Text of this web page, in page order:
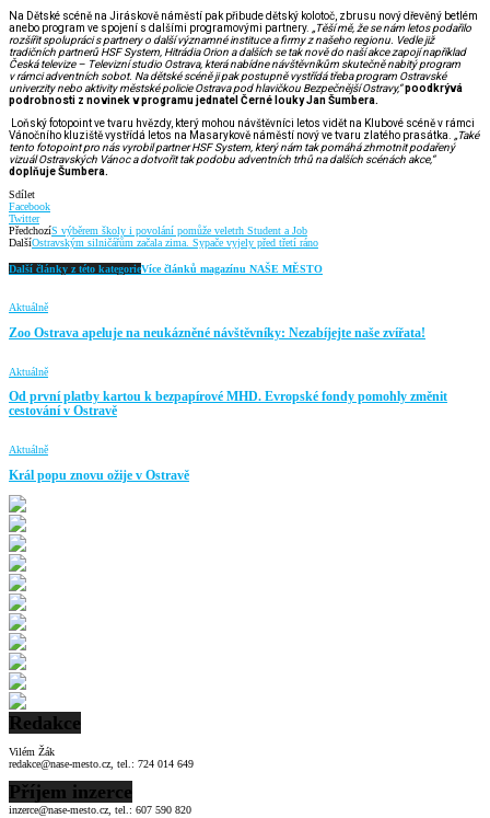
Na Dětské scéně na Jiráskově náměstí pak přibude dětský kolotoč, zbrusu nový dřevěný betlém
anebo program ve spojení s dalšími programovými partnery. „Těší mě, že se nám letos podařilo
rozšířit spolupráci s partnery o další významné instituce a firmy z našeho regionu.
Vedle již
tradičních partnerů HSF System, Hitrádia Orion a dalších se tak nově do naší akce zapojí například
Česká televize – Televizní studio Ostrava, která nabídne návštěvníkům skutečně nabitý program
v rámci adventních sobot. Na dětské scéně ji pak postupně vystřídá třeba program Ostravské
univerzity nebo aktivity městské policie Ostrava pod hlavičkou Bezpečnější Ostravy,“poodkrývá
podrobnosti z novinek v programu jednatel Černé louky Jan Šumbera.
Loňský fotopoint ve tvaru hvězdy, který mohou návštěvníci letos vidět na Klubové scéně v rámci
Vánočního kluziště vystřídá letos na Masarykově náměstí nový ve tvaru zlatého prasátka.
„Také
tento fotopoint pro nás vyrobil partner HSF System, který nám tak pomáhá zhmotnit podařený
vizuál Ostravských Vánoc a dotvořit tak podobu adventních trhů na dalších scénách akce,“
doplňuje Šumbera.
Sdílet
Facebook
Twitter
PředchozíS výběrem školy i povolání pomůže veletrh Student a Job
DalšíOstravským silničářům začala zima. Sypače vyjely před třetí ráno
Další články z této kategorieVíce článků magazínu NAŠE MĚSTO
Aktuálně
Zoo Ostrava apeluje na neukázněné návštěvníky: Nezabíjejte naše zvířata!
Aktuálně
Od první platby kartou k bezpapírové MHD. Evropské fondy pomohly změnit
cestování v Ostravě
Aktuálně
Král popu znovu ožije v Ostravě
Redakce
Vilém Žák
redakce@nase-mesto.cz, tel.: 724 014 649
Příjem inzerce
inzerce@nase-mesto.cz, tel.: 607 590 820